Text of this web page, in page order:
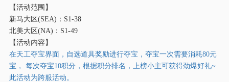
【活动范围】
新马大区(SEA)：S1-38
北美大区(NA)：S1-49
【活动内容】
在天工夺宝界面，自选道具奖励进行夺宝，夺宝一次需要消耗80元
宝， 每次夺宝10积分，根据积分排名，上榜小主可获得劲爆好礼~
此活动为跨服活动。